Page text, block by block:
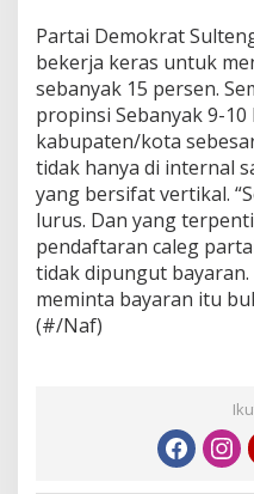
T
"
Partai Demokrat
bekerja keras untuk
sebanyak 15 persen.
propinsi Sebanyak 9-
kabupaten/kota
tidak hanya di internal
yang bersifat vertikal.
lurus. Dan yang
pendaftaran caleg
tidak dipungut
meminta bayaran itu
(#/Naf)